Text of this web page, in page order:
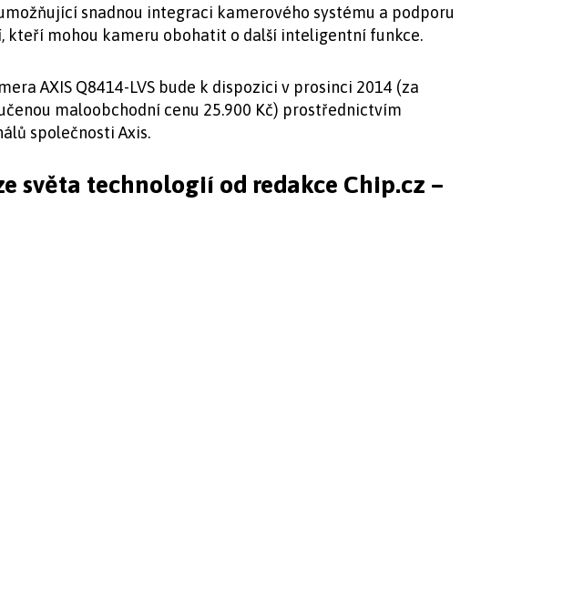
snadnou integraci kamerového systému a podporu
kteří mohou kameru obohatit o další inteligentní funkce.
AXIS Q8414-LVS bude k dispozici v prosinci 2014 (za
maloobchodní cenu 25.900 Kč) prostřednictvím
společnosti Axis.
světa technologií od redakce Chip.cz –